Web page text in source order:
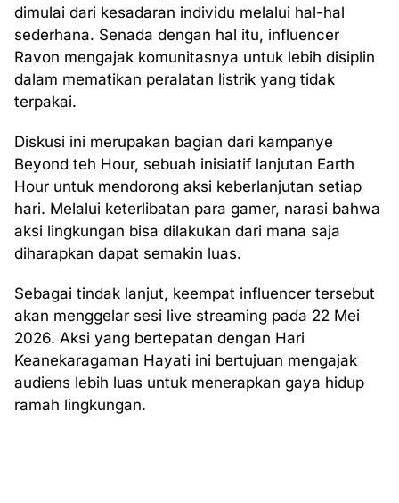
dimulai dari kesadaran individu melalui hal-hal
sederhana. Senada dengan hal itu, influencer
Ravon mengajak komunitasnya untuk lebih disiplin
dalam mematikan peralatan listrik yang tidak
terpakai.
Diskusi ini merupakan bagian dari kampanye
Beyond teh Hour, sebuah inisiatif lanjutan Earth
Hour untuk mendorong aksi keberlanjutan setiap
hari. Melalui keterlibatan para gamer, narasi bahwa
aksi lingkungan bisa dilakukan dari mana saja
diharapkan dapat semakin luas.
Sebagai tindak lanjut, keempat influencer tersebut
akan menggelar sesi live streaming pada 22 Mei
2026. Aksi yang bertepatan dengan Hari
Keanekaragaman Hayati ini bertujuan mengajak
audiens lebih luas untuk menerapkan gaya hidup
ramah lingkungan.